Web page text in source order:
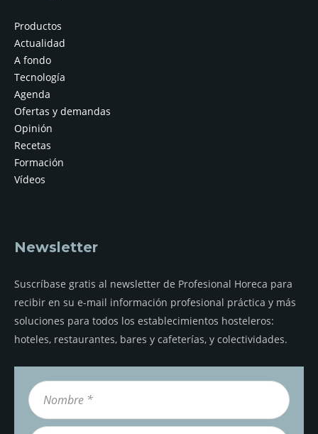
Productos
Actualidad
A fondo
Tecnología
Agenda
Ofertas y demandas
Opinión
Recetas
Formación
Vídeos
Newsletter
Suscríbase gratis al newsletter de Profesional Horeca para
recibir en su e-mail información profesional práctica y más
soluciones para todos los establecimientos hosteleros:
hoteles, restaurantes, bares y cafeterías, y colectividades.